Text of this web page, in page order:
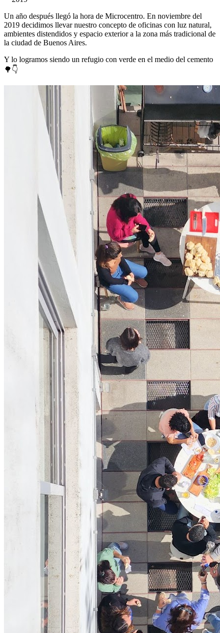
Un año después llegó la hora de Microcentro. En noviembre del
2019 decidimos llevar nuestro concepto de oficinas con luz natural,
ambientes distendidos y espacio exterior a la zona más tradicional de
la ciudad de Buenos Aires.
Y lo logramos siendo un refugio con verde en el medio del cemento
🌳👇